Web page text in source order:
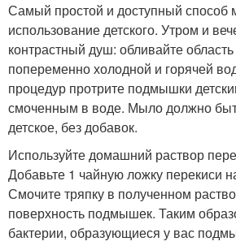
Самый простой и доступный способ
использование детского. Утром и
контрастный душ: обливайте
попеременно холодной и горячей
процедур протрите подмышки
смоченным в воде. Мыло должно
детское, без добавок.
Используйте домашний раствор
Добавьте 1 чайную ложку перекиси
Смочите тряпку в полученном
поверхность подмышек. Таким
бактерии, образующиеся у вас